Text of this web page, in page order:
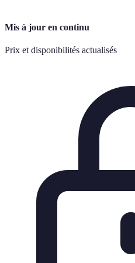
Mis à jour en continu
Prix et disponibilités actualisés